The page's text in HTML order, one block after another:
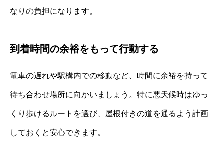
なりの負担になります。
到着時間の余裕をもって行動する
電車の遅れや駅構内での移動など、時間に余裕を持って
待ち合わせ場所に向かいましょう。特に悪天候時はゆっ
くり歩けるルートを選び、屋根付きの道を通るよう計画
しておくと安心できます。